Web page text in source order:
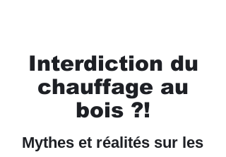
Interdiction du
chauffage au
bois ?!
Mythes et réalités sur les